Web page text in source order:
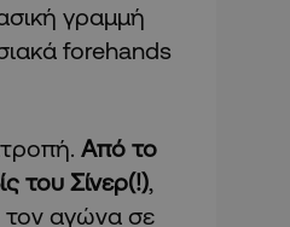
γραμμή
forehands
Από το
του Σίνερ(!)
τον αγώνα σε